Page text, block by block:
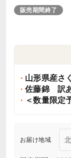
販売期間終了
山形県産さ
佐藤錦 訳
＜数量限定
お届け地域